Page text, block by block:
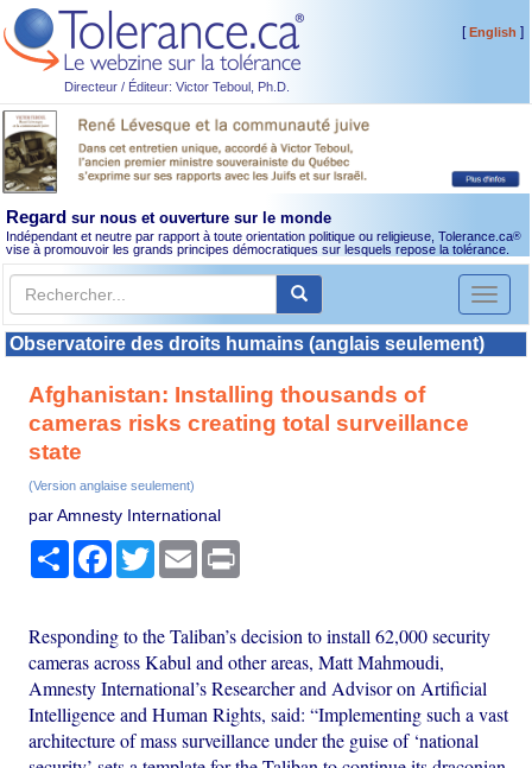
Directeur / Éditeur: Victor Teboul, Ph.D.
[English ]
Regard sur nous et ouverture sur le monde
Indépendant et neutre par rapport à toute orientation politique ou religieuse, Tolerance.ca®
vise à promouvoir les grands principes démocratiques sur lesquels repose la tolérance.
Toggle
Observatoire des droits humains (anglais seulement)
Afghanistan: Installing thousands of
cameras risks creating total surveillance
state
(Version anglaise seulement)
par Amnesty International
PartagerFacebook
TwitterEmail
Responding to the Taliban’s decision to install 62,000 security
cameras across Kabul and other areas, Matt Mahmoudi,
Amnesty International’s Researcher and Advisor on Artificial
Intelligence and Human Rights, said: “Implementing such a vast
architecture of mass surveillance under the guise of ‘national